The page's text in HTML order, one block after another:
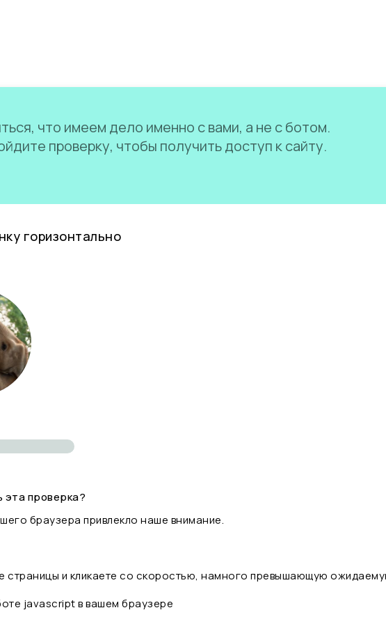
что имеем дело именно с вами, а не с ботом.
проверку, чтобы получить доступ к сайту.
горизонтально
эта проверка?
браузера привлекло наше внимание.
страницы и кликаете со скоростью, намного превышающую
javascript в вашем браузере